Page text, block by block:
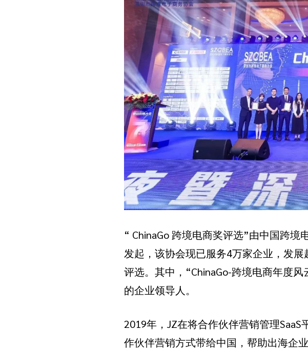
“ ChinaGo 跨境电商奖评选”由中国跨
发起，该协会现已服务4万家企业，发
评选。其中，“ChinaGo-跨境电商年度
的企业领导人。
2019年，JZ在将合作伙伴营销管理
作伙伴营销方式带给中国，帮助出海企